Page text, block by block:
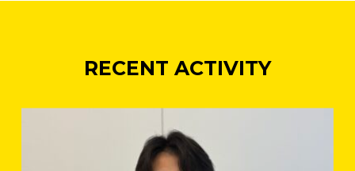
RECENT ACTIVITY